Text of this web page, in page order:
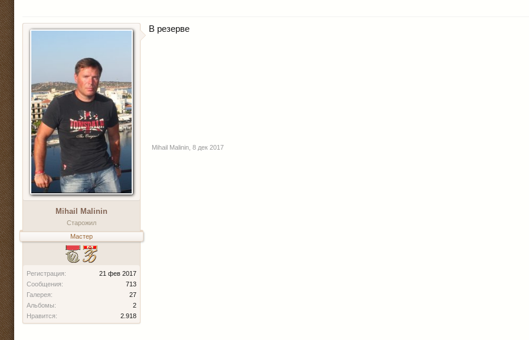
Mihail Malinin
Старожил
Мастер
Регистрация:
21 фев 2017
Сообщения:
713
Галерея:
27
Альбомы:
2
Нравится:
2.918
В резерве
Mihail Malinin 8 дек 2017